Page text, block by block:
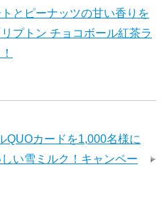
とピーナッツの甘い香りを
プトン チョコボール紅茶ラ
QUOカードを1,000名様に
い雪ミルク！キャンペー